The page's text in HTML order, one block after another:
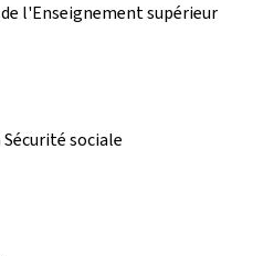
l'Enseignement supérieur
sociale